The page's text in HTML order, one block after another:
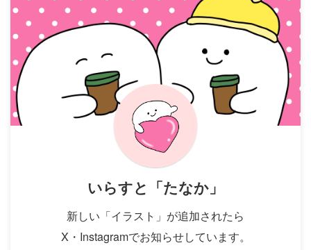
いらすと「たなか」
新しい「イラスト」が追加されたら
X・Instagramでお知らせしています。